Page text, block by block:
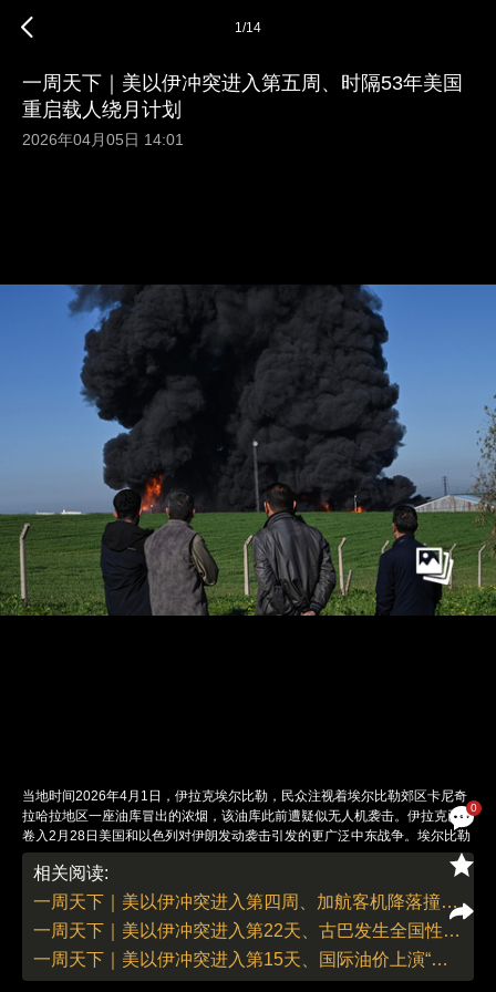
0
1/14
一周天下｜美以伊冲突进入第五周、时隔53年美国
重启载人绕月计划
2026年04月05日 14:01
当地时间2026年4月1日，伊拉克埃尔比勒，民众注视着埃尔比勒郊区卡尼奇
拉哈拉地区一座油库冒出的浓烟，该油库此前遭疑似无人机袭击。伊拉克已被
卷入2月28日美国和以色列对伊朗发动袭击引发的更广泛中东战争。埃尔比勒
设有美国大型领事馆建筑群，其机场驻扎着隶属于美国领导的反圣战联盟的军
事顾问。美以对伊朗的军事打击进入第五周，战事持续胶着。4月3日，美军
当日接连损失两架战机：一架F-15E战机在伊朗境内被击落、一架A-10攻击机
在霍尔木兹海峡附近坠毁，伊朗发布悬赏活捉美军飞行员。同一天，以军对伊
朗发动70余次空袭，伊朗则发起“真实承诺-4”行动第93波攻势。此前一周，伊
朗已累计发起多波攻势，打击目标包括美以在巴林、科威特、阿联酋等地的军
事设施。与此同时，美伊停火斡旋陷入僵局，伊朗拒绝在伊斯兰堡与美方会
相关阅读:
一周天下｜美以伊冲突进入第四周、加航客机降落撞消防车致2死
一周天下｜美以伊冲突进入第22天、古巴发生全国性大停电
一周天下｜美以伊冲突进入第15天、国际油价上演“过山车”